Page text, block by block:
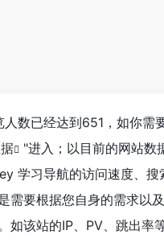
数已经达到651，如你需
"进入；以目前的网站数
学习导航的访问速度、
需要根据您自身的需求以
如该站的IP、PV、跳出率